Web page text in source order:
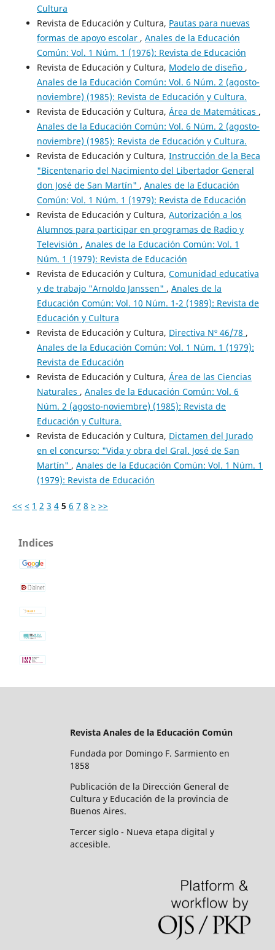
Cultura
Revista de Educación y Cultura, Pautas para nuevas
formas de apoyo escolar , Anales de la Educación
Común: Vol. 1 Núm. 1 (1976): Revista de Educación
Revista de Educación y Cultura, Modelo de diseño ,
Anales de la Educación Común: Vol. 6 Núm. 2 (agosto-
noviembre) (1985): Revista de Educación y Cultura.
Revista de Educación y Cultura, Área de Matemáticas ,
Anales de la Educación Común: Vol. 6 Núm. 2 (agosto-
noviembre) (1985): Revista de Educación y Cultura.
Revista de Educación y Cultura, Instrucción de la Beca
"Bicentenario del Nacimiento del Libertador General
don José de San Martín" , Anales de la Educación
Común: Vol. 1 Núm. 1 (1979): Revista de Educación
Revista de Educación y Cultura, Autorización a los
Alumnos para participar en programas de Radio y
Televisión , Anales de la Educación Común: Vol. 1
Núm. 1 (1979): Revista de Educación
Revista de Educación y Cultura, Comunidad educativa
y de trabajo "Arnoldo Janssen" , Anales de la
Educación Común: Vol. 10 Núm. 1-2 (1989): Revista de
Educación y Cultura
Revista de Educación y Cultura, Directiva Nº 46/78 ,
Anales de la Educación Común: Vol. 1 Núm. 1 (1979):
Revista de Educación
Revista de Educación y Cultura, Área de las Ciencias
Naturales , Anales de la Educación Común: Vol. 6
Núm. 2 (agosto-noviembre) (1985): Revista de
Educación y Cultura.
Revista de Educación y Cultura, Dictamen del Jurado
en el concurso: "Vida y obra del Gral. José de San
Martín" , Anales de la Educación Común: Vol. 1 Núm. 1
(1979): Revista de Educación
<< < 1 2 3 4 5 6 7 8 > >>
Indices
Revista Anales de la Educación Común
Fundada por Domingo F. Sarmiento en
1858
Publicación de la Dirección General de
Cultura y Educación de la provincia de
Buenos Aires.
Tercer siglo - Nueva etapa digital y
accesible.